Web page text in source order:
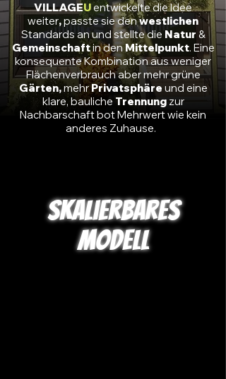
VILLAGEUentwickeltedieIdee
weiter,passte sie denwestlichen
Standardsan und stelltedie Natur &
GemeinschaftindenMittelpunkt. Eine
konsequente Kombination aus weniger
Flächenverbrauch abermehr grüne
Gärten,mehrPrivatsphäre und eine
klare, bauliche Trennungzur
Nachbarschaft bot Mehrwert wie kein
anderes Zuhause.
Skalierbares
Modell